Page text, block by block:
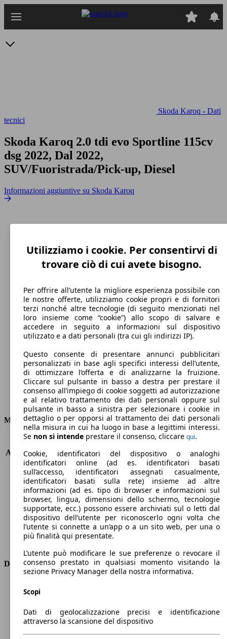
Skoda Karoq - Dati
tecnici
Skoda Karoq 2.0 tdi evo Sportline 115cv
dsg 2022, Dal 2022,
SUV/Fuoristrada/Pick-up, Diesel
Informazioni aggiuntive su Skoda Karoq
192 km/h
Velocità massima
Diesel
Carburante
Motore e Prestazioni
KW (PS)
85 kW (115 PS)
Accelerazione (0-100 km/h)
11.0s
Velocità massima (km/h)
192 km/h
Numero di marce
7
Coppia
250 nm
Cilindrata
1968 ccm
Carburante
Diesel
Cilindri
Trasmissione
Automatico
Tipo di trazione
Dimensioni
Larghezza
1840 mm
Passo
2640 mm
Utilizziamo i cookie. Per consentirvi di
trovare ciò di cui avete bisogno.
Per offrire all’utente la migliore esperienza possibile con
le nostre offerte, utilizziamo cookie propri e di fornitori
terzi nonché altre tecnologie (di seguito menzionati nel
loro insieme come “cookie”) allo scopo di salvare e
accedere in seguito a informazioni sul dispositivo
utilizzato e a dati personali (tra cui gli indirizzi IP).
Questo consente di presentare annunci pubblicitari
personalizzati in base agli specifici interessi dell’utente,
di ottimizzare l’offerta e di analizzarne la fruizione.
Cliccare sul pulsante in basso a destra per prestare il
consenso all’impiego di cookie soggetti ad autorizzazione
e al relativo trattamento dei dati personali oppure sul
pulsante in basso a sinistra per selezionare i cookie in
dettaglio o per opporsi al trattamento dei dati personali
nella misura in cui ha luogo in base a legittimi interessi.
Se non si intende prestare il consenso, cliccare qui.
Cookie, identificatori del dispositivo o analoghi
identificatori online (ad es. identificatori basati
sull’accesso, identificatori assegnati casualmente,
identificatori basati sulla rete) insieme ad altre
informazioni (ad es. tipo di browser e informazioni sul
browser, lingua, dimensioni dello schermo, tecnologie
supportate, ecc.) possono essere archiviati sul o letti dal
dispositivo dell’utente per riconoscerlo ogni volta che
l’utente si connette a un’app o a un sito web, per una o
più finalità qui presentate.
L’utente può modificare le sue preferenze o revocare il
consenso prestato in qualsiasi momento visitando la
sezione Privacy Manager della nostra informativa.
Scopi
Dati di geolocalizzazione precisi e identificazione
attraverso la scansione del dispositivo